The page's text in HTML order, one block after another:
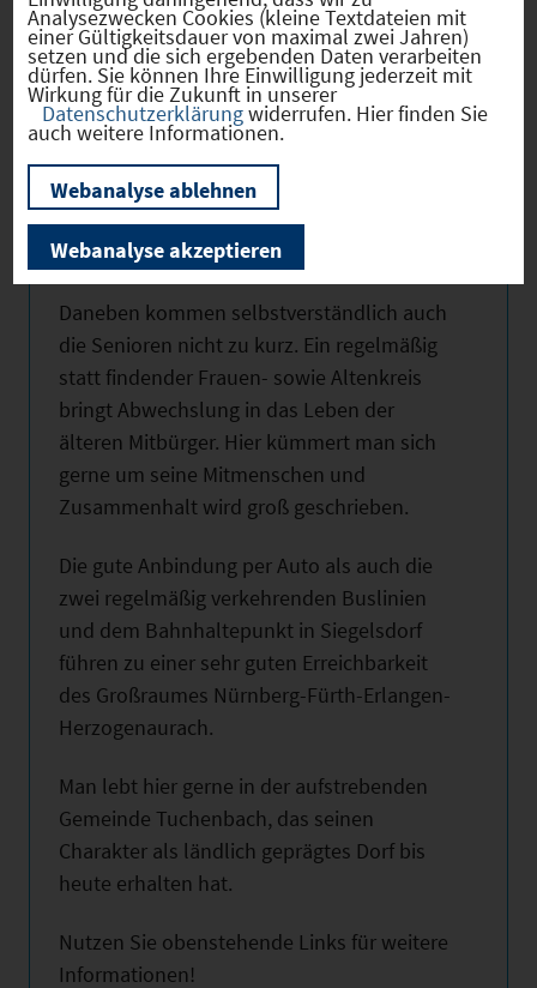
Die Gemeinde Tuchenbach gehört dem
Schulverband Veitsbronn an. Durch
regelmäßige Schulbusverbindungen sind
Hauptschule Veitsbronn als auch in die
weiterführenden Schulen nach Langenzenn
und Zirndorf gewährleistet.
Daneben kommen selbstverständlich auch
die Senioren nicht zu kurz. Ein regelmäßig
statt findender Frauen- sowie Altenkreis
bringt Abwechslung in das Leben der
älteren Mitbürger. Hier kümmert man sich
gerne um seine Mitmenschen und
Zusammenhalt wird groß geschrieben.
Die gute Anbindung per Auto als auch die
zwei regelmäßig verkehrenden Buslinien
und dem Bahnhaltepunkt in Siegelsdorf
führen zu einer sehr guten Erreichbarkeit
des Großraumes Nürnberg-Fürth-Erlangen-
Herzogenaurach.
Man lebt hier gerne in der aufstrebenden
Gemeinde Tuchenbach, das seinen
Charakter als ländlich geprägtes Dorf bis
heute erhalten hat.
Nutzen Sie obenstehende Links für weitere
Informationen!
Analysezwecken Cookies (kleine Textdateien mit
einer Gültigkeitsdauer von maximal zwei Jahren)
setzen und die sich ergebenden Daten verarbeiten
dürfen. Sie können Ihre Einwilligung jederzeit mit
Wirkung für die Zukunft in unserer
Datenschutzerklärungwiderrufen. Hier finden Sie
auch weitere Informationen.
Webanalyse ablehnen
Webanalyse akzeptieren